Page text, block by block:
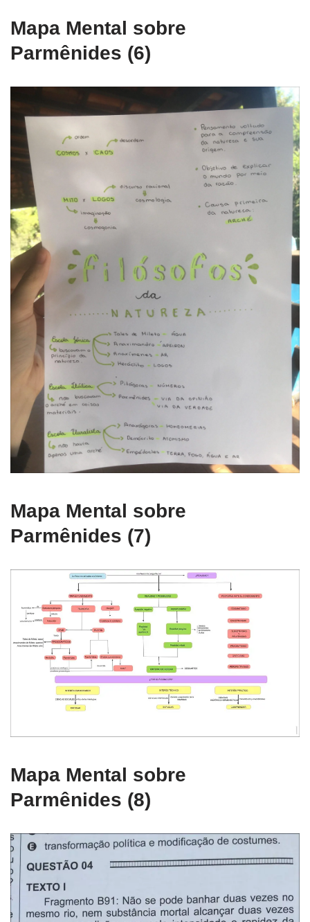
Mapa Mental sobre
Parmênides (6)
Mapa Mental sobre
Parmênides (7)
Mapa Mental sobre
Parmênides (8)